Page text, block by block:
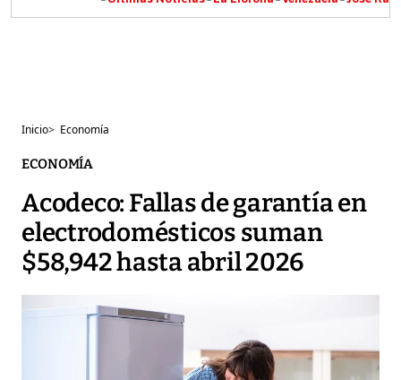
Inicio> Economía
ECONOMÍA
Acodeco: Fallas de garantía en
electrodomésticos suman
$58,942 hasta abril 2026